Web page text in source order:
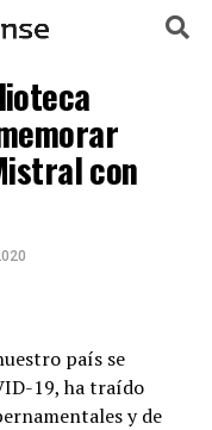
con
país se
19, ha traído
y de